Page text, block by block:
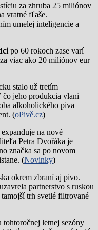
za zhruba 25 miliónov
vratné fľaše.
umelej inteligencie a
po 60 rokoch zase varí
viac ako 20 miliónov eur
stalo už tretím
jeho produkcia vlani
alkoholického piva
(oPivě.cz)
na nové
Petra Dvořáka je
značka sa po novom
(Novinky)
okrem zbraní aj pivo.
partnerstvo s ruskou
trh svetlé filtrované
tohtoročnej letnej sezóny